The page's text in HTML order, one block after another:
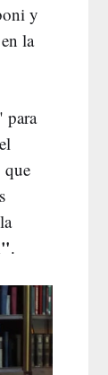
y
la
para
que
.